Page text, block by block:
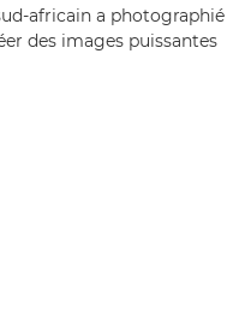
africain a photographié
des images puissantes